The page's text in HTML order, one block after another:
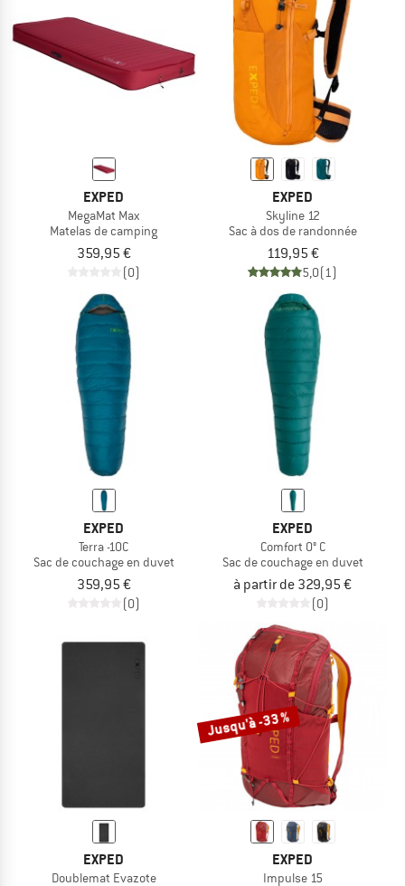
EXPED
MegaMat Max
Matelas de camping
359,95 €
(0)
EXPED
Skyline 12
Sac à dos de randonnée
119,95 €
5,0(1)
EXPED
Terra -10C
Sac de couchage en duvet
359,95 €
(0)
EXPED
Comfort 0° C
Sac de couchage en duvet
à partir de 329,95 €
(0)
EXPED
Doublemat Evazote
Jusqu'à -33 %
EXPED
Impulse 15